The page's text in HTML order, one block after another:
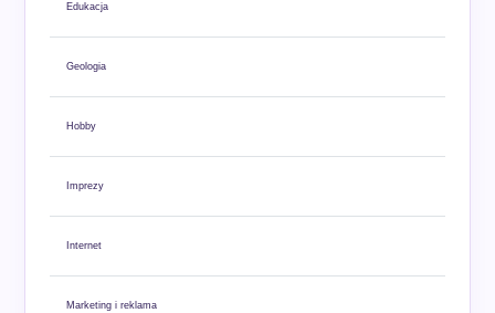
Edukacja
Geologia
Hobby
Imprezy
Internet
Marketing i reklama